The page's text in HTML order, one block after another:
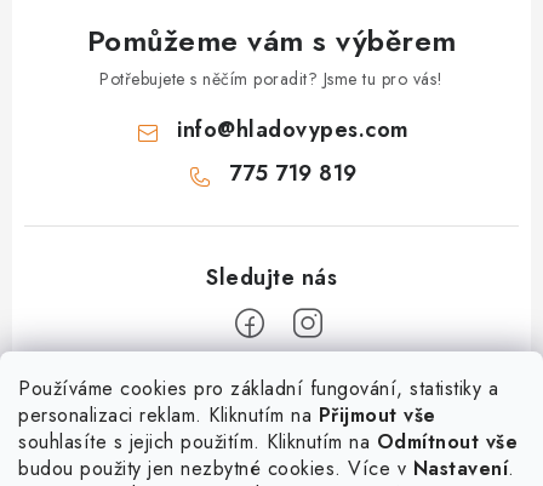
Používáme cookies pro základní fungování, statistiky a
personalizaci reklam. Kliknutím na Přijmout vše
souhlasíte s jejich použitím. Kliknutím na Odmítnout vše
budou použity jen nezbytné cookies. Více v Nastavení.
Pomůžeme vám s výběrem
Potřebujete s něčím poradit? Jsme tu pro vás!
info@hladovypes.com
775 719 819
Informace